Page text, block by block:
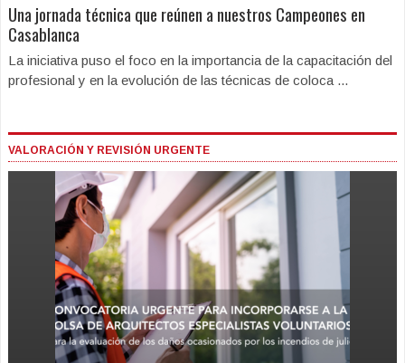
Una jornada técnica que reúnen a nuestros Campeones en
Casablanca
La iniciativa puso el foco en la importancia de la capacitación del
profesional y en la evolución de las técnicas de coloca ...
VALORACIÓN Y REVISIÓN URGENTE